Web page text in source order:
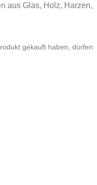
aus Glas, Holz, Harzen,
gekauft haben, dürfen